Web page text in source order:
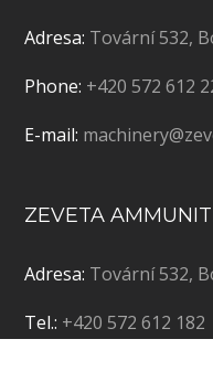
Adresa: Tovární 532,
Phone: +420 572 612
E-mail:
ZEVETA
Adresa: Tovární 532,
Tel.: +420 572 612 182